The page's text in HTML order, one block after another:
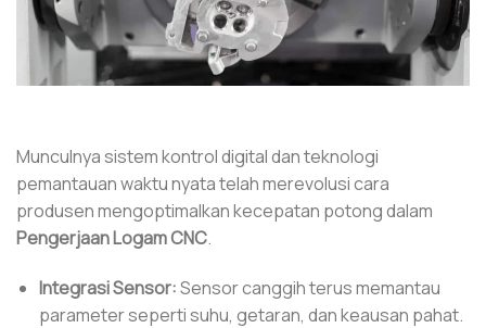
Munculnya sistem kontrol digital dan teknologi
pemantauan waktu nyata telah merevolusi cara
produsen mengoptimalkan kecepatan potong dalam
Pengerjaan Logam CNC.
Integrasi Sensor:Sensor canggih terus memantau
parameter seperti suhu, getaran, dan keausan pahat.